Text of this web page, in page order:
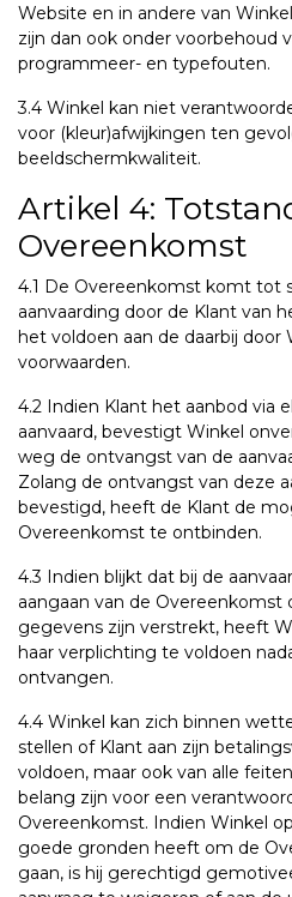
Website en in andere van
zijn dan ook onder voorbehoud
programmeer- en typefouten.
3.4 Winkel kan niet
voor (kleur)afwijkingen ten
beeldschermkwaliteit.
Artikel 4:
Overeenkomst
4.1 De Overeenkomst komt tot
aanvaarding door de Klant van
het voldoen aan de daarbij door
voorwaarden.
4.2 Indien Klant het aanbod via
aanvaard, bevestigt Winkel
weg de ontvangst van de
Zolang de ontvangst van deze
bevestigd, heeft de Klant de
Overeenkomst te ontbinden.
4.3 Indien blijkt dat bij de
aangaan van de Overeenkomst
gegevens zijn verstrekt, heeft
haar verplichting te voldoen
ontvangen.
4.4 Winkel kan zich binnen
stellen of Klant aan zijn
voldoen, maar ook van alle
belang zijn voor een
Overeenkomst. Indien Winkel
goede gronden heeft om de
gaan, is hij gerechtigd